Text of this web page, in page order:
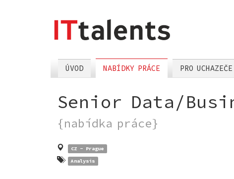
ÚVOD NABÍDKY PRÁCE PRO UCHAZEČE
Senior Data/
{nabídka práce}
CZ - Prague
Analysis